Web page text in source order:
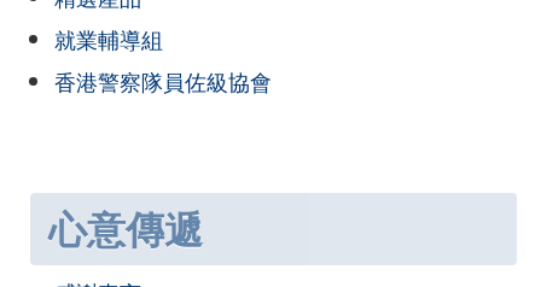
就業輔導組
香港警察隊員佐級協會
心意傳遞